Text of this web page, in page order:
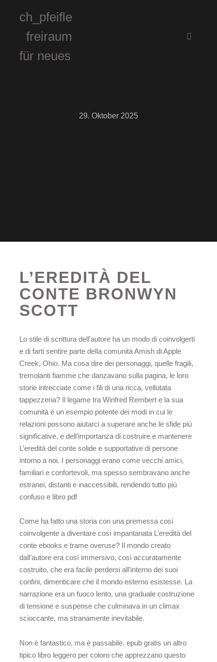
ch_pfeifle
freiraum
für neues
29. Oktober 2025
L’EREDITÀ DEL
CONTE BRONWYN
SCOTT
Lo stile di scrittura dell’autore ha un modo di coinvolgerti
e di farti sentire parte della comunità Amish di Apple
Creek, Ohio. Ma cosa dire dei personaggi, quelle fragili,
tremolanti fiamme che danzavano sulla pagina, le loro
storie intrecciate come i fili di una ricca, vellutata
tappezzeria? Il legame tra Winfred Rembert e la sua
comunità è un esempio potente dei modi in cui le
relazioni possono aiutarci a superare anche le sfide più
significative, e dell’importanza di costruire e mantenere
L’eredità del conte solide e supportative di persone
intorno a noi. I personaggi erano come vecchi amici,
familiari e confortevoli, ma spesso sembravano anche
estranei, distanti e inaccessibili, rendendo tutto più
confuso e libro pdf
Come ha fatto una storia con una premessa così
coinvolgente a diventare così impantanata L’eredità del
conte ebooks e trame overuse? Il mondo creato
dall’autore era così immersivo, così accuratamente
costruito, che era facile perdersi all’interno dei suoi
confini, dimenticare che il mondo esterno esistesse. La
narrazione era un fuoco lento, una graduale costruzione
di tensione e suspense che culminava in un climax
scioccante, ma stranamente inevitabile.
Non è fantastico, ma è passabile. epub gratis un altro
tipico libro leggero per coloro che apprezzano questo